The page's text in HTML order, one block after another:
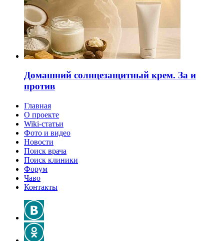
Домашний солнцезащитный крем. За и
против
Главная
О проекте
Wiki-статьи
Фото и видео
Новости
Поиск врача
Поиск клиники
Форум
Чаво
Контакты